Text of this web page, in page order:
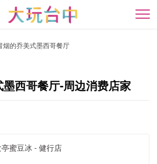
开
烟的乔美式墨西哥餐厅
西哥餐厅-周边消费店家
蜜豆冰 - 健行店